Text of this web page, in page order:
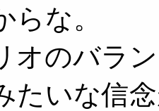
らな。
オのバラ
たいな信